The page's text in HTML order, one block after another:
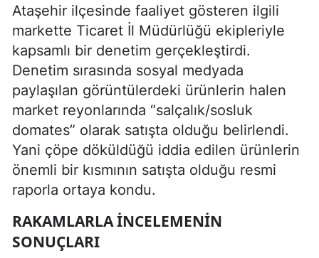
Ataşehir ilçesinde faaliyet gösteren ilgili
markette Ticaret İl Müdürlüğü ekipleriyle
kapsamlı bir denetim gerçekleştirdi.
Denetim sırasında sosyal medyada
paylaşılan görüntülerdeki ürünlerin halen
market reyonlarında “salçalık/sosluk
domates” olarak satışta olduğu belirlendi.
Yani çöpe döküldüğü iddia edilen ürünlerin
önemli bir kısmının satışta olduğu resmi
raporla ortaya kondu.
RAKAMLARLA İNCELEMENIN
SONUÇLARI